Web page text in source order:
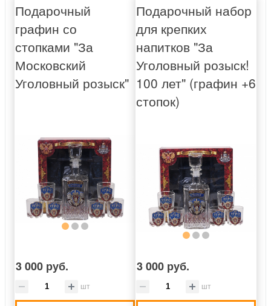
Подарочный
графин со
стопками "За
Московский
Уголовный розыск"
3 000 руб.
шт
Подарочный набор
для крепких
напитков "За
Уголовный розыск!
100 лет" (графин +6
стопок)
3 000 руб.
шт